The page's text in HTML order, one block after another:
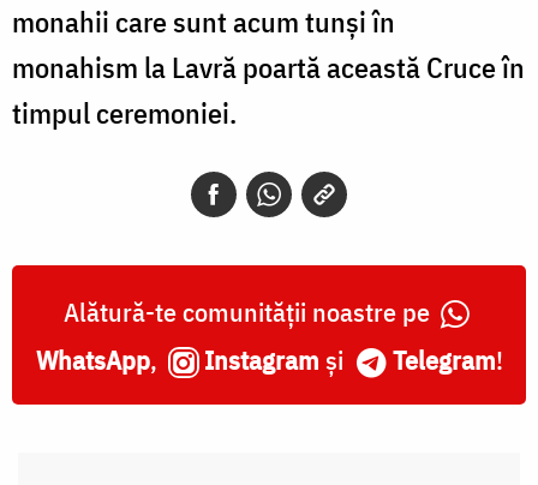
monahii care sunt acum tunşi în
monahism la Lavră poartă această Cruce în
timpul ceremoniei.
Alătură-te comunității noastre pe
WhatsApp, Instagram și Telegram!